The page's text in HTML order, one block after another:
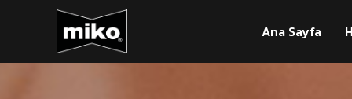
Ana Sayfa